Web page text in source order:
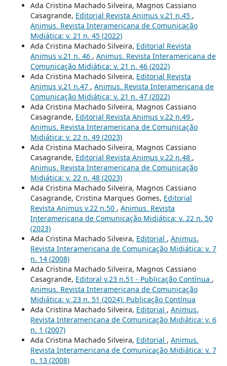
Ada Cristina Machado Silveira, Magnos Cassiano
Casagrande, Editorial Revista Animus v.21 n.45 ,
Animus. Revista Interamericana de Comunicação
Midiática: v. 21 n. 45 (2022)
Ada Cristina Machado Silveira, Editorial Revista
Animus v.21 n. 46 , Animus. Revista Interamericana de
Comunicação Midiática: v. 21 n. 46 (2022)
Ada Cristina Machado Silveira, Editorial Revista
Animus v.21 n.47 , Animus. Revista Interamericana de
Comunicação Midiática: v. 21 n. 47 (2022)
Ada Cristina Machado Silveira, Magnos Cassiano
Casagrande, Editorial Revista Animus v.22 n.49 ,
Animus. Revista Interamericana de Comunicação
Midiática: v. 22 n. 49 (2023)
Ada Cristina Machado Silveira, Magnos Cassiano
Casagrande, Editorial Revista Animus v.22 n.48 ,
Animus. Revista Interamericana de Comunicação
Midiática: v. 22 n. 48 (2023)
Ada Cristina Machado Silveira, Magnos Cassiano
Casagrande, Cristina Marques Gomes, Editorial
Revista Animus v.22 n.50 , Animus. Revista
Interamericana de Comunicação Midiática: v. 22 n. 50
(2023)
Ada Cristina Machado Silveira, Editorial , Animus.
Revista Interamericana de Comunicação Midiática: v. 7
n. 14 (2008)
Ada Cristina Machado Silveira, Magnos Cassiano
Casagrande, Editoral v.23 n.51 - Publicação Contínua ,
Animus. Revista Interamericana de Comunicação
Midiática: v. 23 n. 51 (2024): Publicação Contínua
Ada Cristina Machado Silveira, Editorial , Animus.
Revista Interamericana de Comunicação Midiática: v. 6
n. 1 (2007)
Ada Cristina Machado Silveira, Editorial , Animus.
Revista Interamericana de Comunicação Midiática: v. 7
n. 13 (2008)